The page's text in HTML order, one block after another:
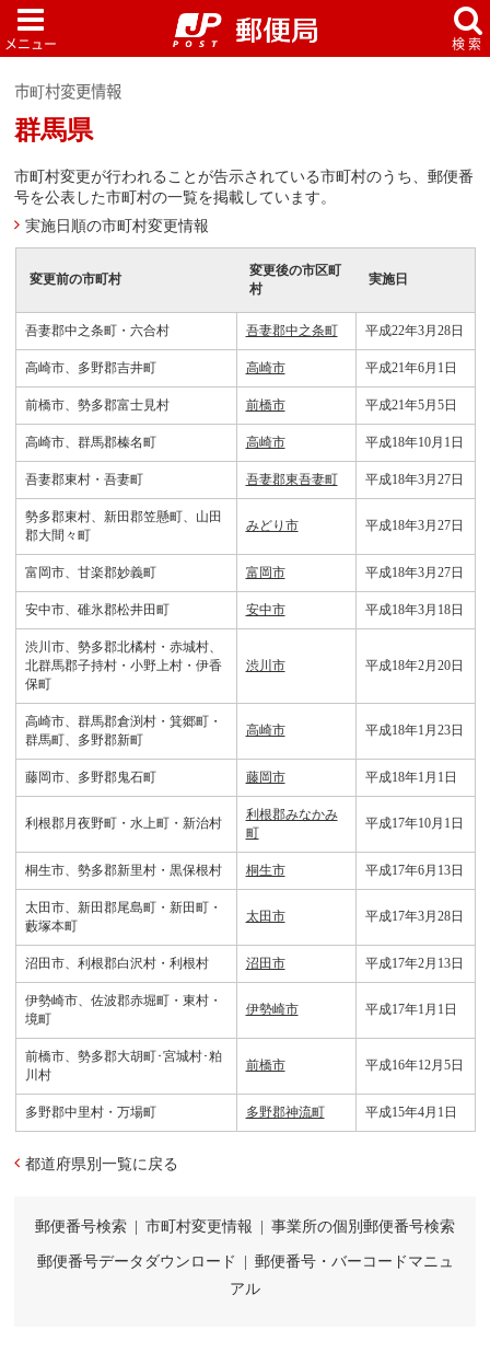
市町村変更情報
群馬県
市町村変更が行われることが告示されている市町村のうち、郵便番
号を公表した市町村の一覧を掲載しています。
実施日順の市町村変更情報
変更前の市町村
変更後の市区町
村
実施日
吾妻郡中之条町・六合村 吾妻郡中之条町 平成22年3月28日
高崎市、多野郡吉井町 高崎市 平成21年6月1日
前橋市、勢多郡富士見村 前橋市 平成21年5月5日
高崎市、群馬郡榛名町 高崎市 平成18年10月1日
吾妻郡東村・吾妻町 吾妻郡東吾妻町 平成18年3月27日
勢多郡東村、新田郡笠懸町、山田
郡大間々町
みどり市 平成18年3月27日
富岡市、甘楽郡妙義町 富岡市 平成18年3月27日
安中市、碓氷郡松井田町 安中市 平成18年3月18日
渋川市、勢多郡北橘村・赤城村、
北群馬郡子持村・小野上村・伊香
保町
渋川市 平成18年2月20日
高崎市、群馬郡倉渕村・箕郷町・
群馬町、多野郡新町
高崎市 平成18年1月23日
藤岡市、多野郡鬼石町 藤岡市 平成18年1月1日
利根郡月夜野町・水上町・新治村
利根郡みなかみ
町
平成17年10月1日
桐生市、勢多郡新里村・黒保根村 桐生市 平成17年6月13日
太田市、新田郡尾島町・新田町・
藪塚本町
太田市 平成17年3月28日
沼田市、利根郡白沢村・利根村 沼田市 平成17年2月13日
伊勢崎市、佐波郡赤堀町・東村・
境町
伊勢崎市 平成17年1月1日
前橋市、勢多郡大胡町･宮城村･粕
川村
前橋市 平成16年12月5日
多野郡中里村・万場町 多野郡神流町 平成15年4月1日
都道府県別一覧に戻る
郵便番号検索 | 市町村変更情報 | 事業所の個別郵便番号検索
郵便番号データダウンロード | 郵便番号・バーコードマニュ
アル